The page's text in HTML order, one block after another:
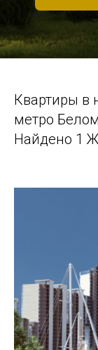
Квартиры в
метро
Найдено 1